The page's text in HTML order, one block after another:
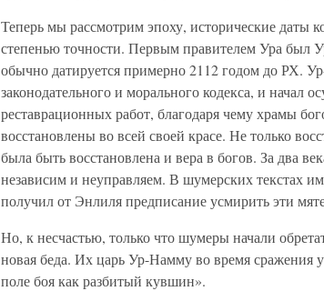
Теперь мы рассмотрим эпоху, исторические даты
степенью точности. Первым правителем Ура был
обычно датируется примерно 2112 годом до РХ.
законодательного и морального кодекса, и начал
реставрационных работ, благодаря чему храмы
восстановлены во всей своей красе. Не только
была быть восстановлена и вера в богов. За два
независим и неуправляем. В шумерских текстах
получил от Энлиля предписание усмирить эти
Но, к несчастью, только что шумеры начали
новая беда. Их царь Ур-Намму во время сражения
поле боя как разбитый кувшин».